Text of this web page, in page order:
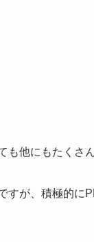
も他にもたくさ
すが、積極的に